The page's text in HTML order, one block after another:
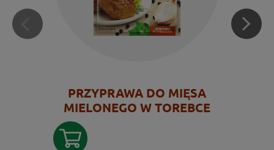
PRZYPRAWA DO MIĘSA
MIELONEGO W TOREBCE